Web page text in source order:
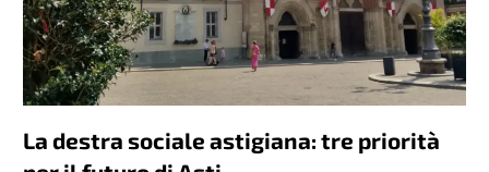
La destra sociale astigiana: tre priorità